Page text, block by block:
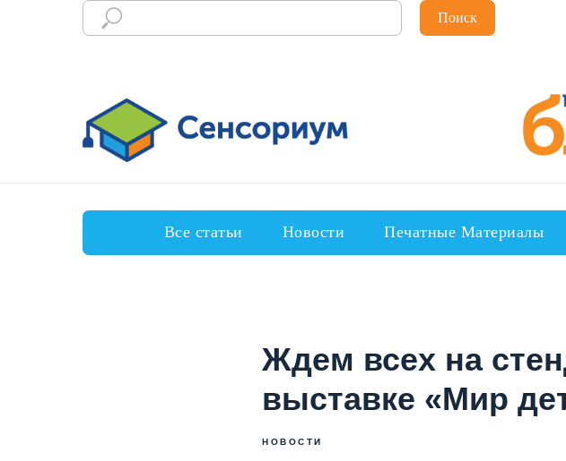
Поиск
Все статьи Новости Печатные Материалы
Ждем всех на
выставке «Мир
НОВОСТИ